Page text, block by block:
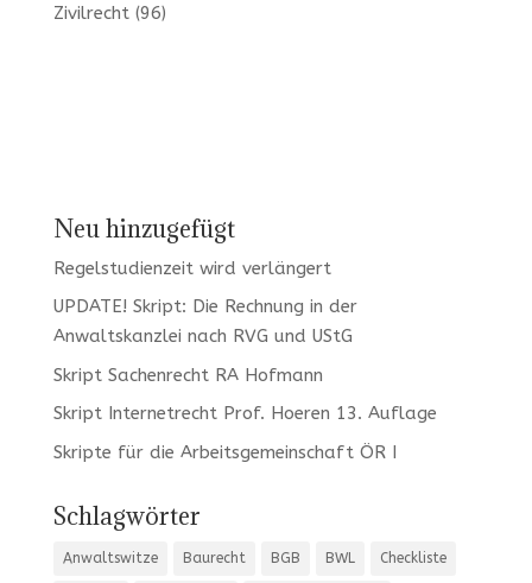
Zivilrecht(96)
Neu hinzugefügt
Regelstudienzeit wird verlängert
UPDATE! Skript: Die Rechnung in der
Anwaltskanzlei nach RVG und UStG
Skript Sachenrecht RA Hofmann
Skript Internetrecht Prof. Hoeren 13. Auflage
Skripte für die Arbeitsgemeinschaft ÖR I
Schlagwörter
Anwaltswitze Baurecht BGB BWL Checkliste